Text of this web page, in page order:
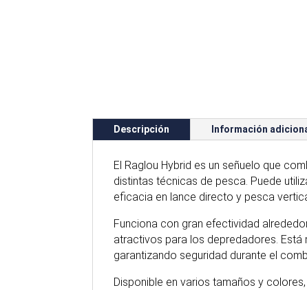
Descripción Información
El Raglou Hybrid es un señuelo que
distintas técnicas de pesca. Puede
eficacia en lance directo y pesca
Funciona con gran efectividad
atractivos para los depredadores.
garantizando seguridad durante el
Disponible en varios tamaños y